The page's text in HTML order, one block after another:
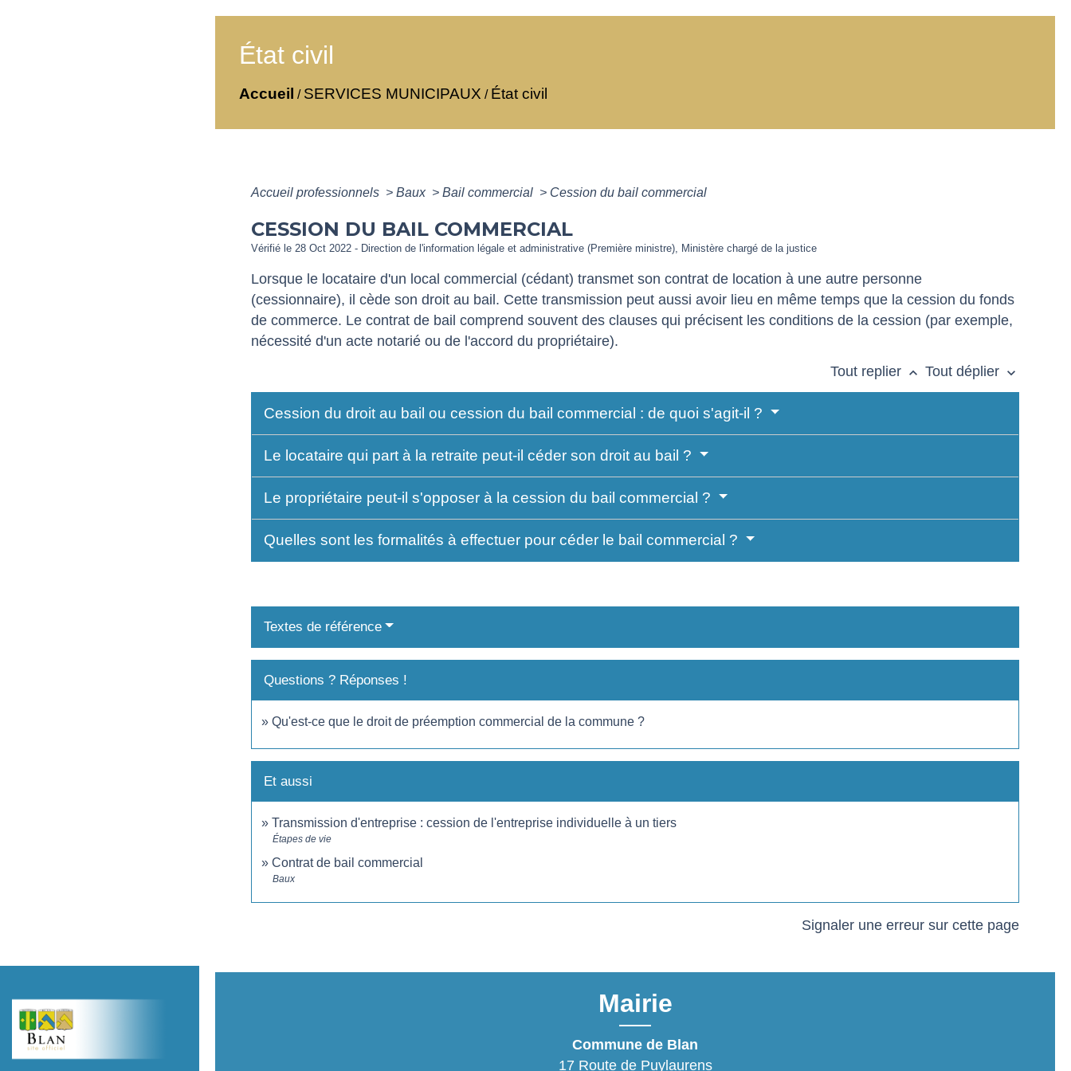
État civil
Accueil / SERVICES MUNICIPAUX / État civil
Accueil professionnels > Baux > Bail commercial > Cession du bail commercial
CESSION DU BAIL COMMERCIAL
Vérifié le 28 Oct 2022 - Direction de l'information légale et administrative (Première ministre), Ministère chargé de la justice
Lorsque le locataire d'un local commercial (cédant) transmet son contrat de location à une autre personne
(cessionnaire), il cède son droit au bail. Cette transmission peut aussi avoir lieu en même temps que la cession du fonds
de commerce. Le contrat de bail comprend souvent des clauses qui précisent les conditions de la cession (par exemple,
nécessité d'un acte notarié ou de l'accord du propriétaire).
Tout replier keyboard_arrow_up Tout déplier keyboard_arrow_down
Cession du droit au bail ou cession du bail commercial : de quoi s'agit-il ?
Le locataire qui part à la retraite peut-il céder son droit au bail ?
Le propriétaire peut-il s'opposer à la cession du bail commercial ?
Quelles sont les formalités à effectuer pour céder le bail commercial ?
Textes de référence
Questions ? Réponses !
Qu'est-ce que le droit de préemption commercial de la commune ?
Et aussi
Transmission d'entreprise : cession de l'entreprise individuelle à un tiers
Étapes de vie
Contrat de bail commercial
Baux
Signaler une erreur sur cette page
Mairie
Commune de Blan
17 Route de Puylaurens